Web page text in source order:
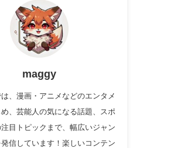
maggy
、漫画・アニメなどのエンタメ
、芸能人の気になる話題、スポ
目トピックまで、幅広いジャン
信しています！楽しいコンテン